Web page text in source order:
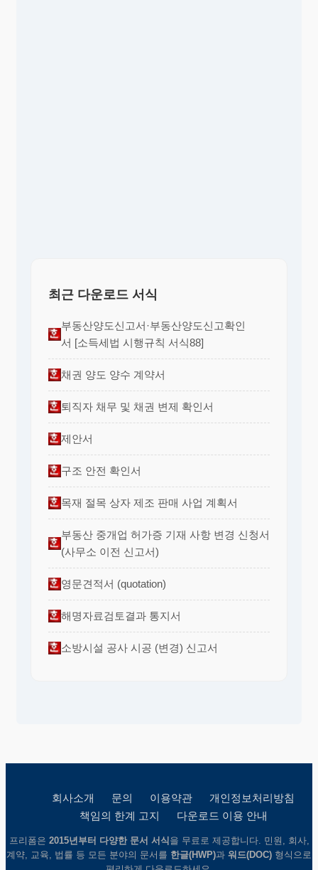
최근 다운로드 서식
부동산양도신고서·부동산양도신고확인
서 [소득세법 시행규칙 서식88]
채권 양도 양수 계약서
퇴직자 채무 및 채권 변제 확인서
제안서
구조 안전 확인서
목재 절목 상자 제조 판매 사업 계획서
부동산 중개업 허가증 기재 사항 변경 신청서
(사무소 이전 신고서)
영문견적서 (quotation)
해명자료검토결과 통지서
소방시설 공사 시공 (변경) 신고서
회사소개 문의 이용약관
개인정보처리방침
책임의 한계 고지
다운로드 이용 안내
프리폼은 2015년부터 다양한 문서 서식을 무료로 제공합니다. 민원, 회사,
계약, 교육, 법률 등 모든 분야의 문서를 한글(HWP)과 워드(DOC) 형식으로